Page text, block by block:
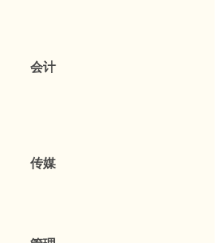
会计
传媒